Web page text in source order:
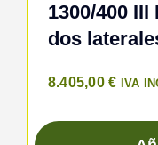
1300/400
dos
8.405,00€ IVA